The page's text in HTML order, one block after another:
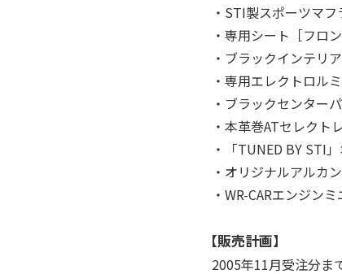
・STI製スポーツマ
・専用シート［フロ
・ブラックインテリ
・専用エレクトロル
・ブラックセンター
・本革巻ATセレクト
・「TUNED BY STI
・オリジナルアルカ
・WR-CARエンジン
【販売計画】
2005年11月受注分ま